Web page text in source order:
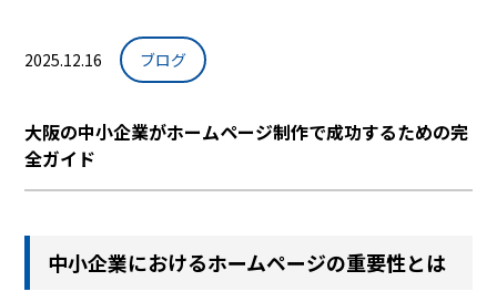
2025.12.16 ブログ
大阪の中小企業がホームページ制作で成功するための完
全ガイド
中小企業におけるホームページの重要性とは